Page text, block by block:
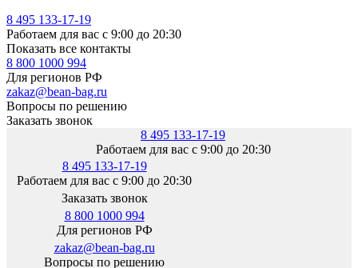
8 495 133-17-19
Работаем для вас с 9:00 до 20:30
Показать все контакты
8 800 1000 994
Для регионов РФ
zakaz@bean-bag.ru
Вопросы по решению
Заказать звонок
8 495 133-17-19
Работаем для вас с 9:00 до 20:30
8 495 133-17-19
Работаем для вас с 9:00 до 20:30
Заказать звонок
8 800 1000 994
Для регионов РФ
zakaz@bean-bag.ru
Вопросы по решению